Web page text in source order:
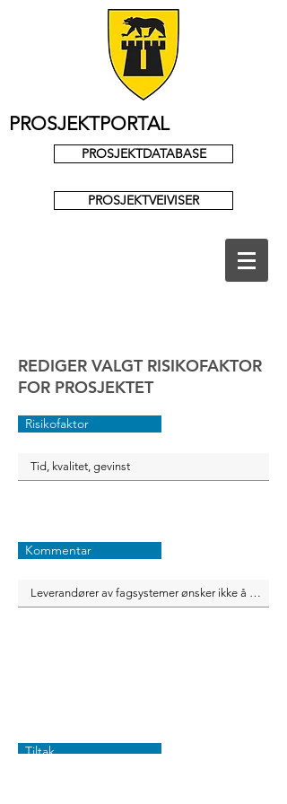
PROSJEKTPORTAL
PROSJEKTDATABASE
PROSJEKTVEIVISER
REDIGER VALGT RISIKOFAKTOR
FOR PROSJEKTET
Risikofaktor
Kommentar
Tiltak